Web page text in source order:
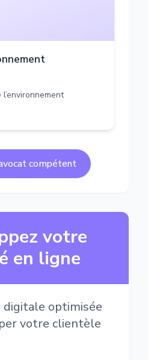
compétent
votre
en ligne
digitale optimisée
votre clientèle